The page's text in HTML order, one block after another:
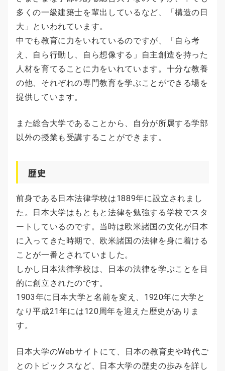
多くの一級建築士を輩出しているなど、「構造の日
大」といわれています。
中でも教育に力をいれているのですが、「自ら考
え、自ら行動し、自ら想像する」自主創造を持った
人材を育てることに力をいれています。十分な教養
の他、それぞれの専門教育を学ぶことができる場を
提供しています。
また総合大学であることから、自分が所属する学部
以外の授業も受講することができます。
歴史
前身である日本法律学校は1889年に設立されまし
た。日本大学はもともと法律を勉強する学校でスタ
ートしているのです。当時は欧米諸国の文化が日本
に入ってきた時期で、欧米諸国の法律を身に着ける
ことが一番とされていました。
しかし日本法律学校は、日本の法律を学ぶことを目
的に創立されたのです。
1903年に日本大学と名前を変え、1920年に大学と
なり平成21年には120周年を迎えた歴史がありま
す。
日本大学のWebサイトにて、日本の教育史や時代ご
とのトピックスなど、日本大学の歴史の歩みを詳し